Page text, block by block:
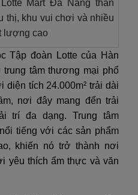
Lotte Mart Đà Nẵng thân
thị, khu vui chơi và nhiều
lượng cao
Tập đoàn Lotte của Hàn
trung tâm thương mại phổ
tích 24.000m² trải dài
nơi đây mang đến trải
trí đa dạng. Trung tâm
tiếng với các sản phẩm
khiến nó trở thành nơi
yêu thích ẩm thực và văn